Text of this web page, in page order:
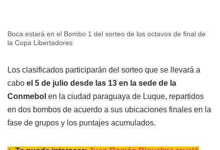
Boca estará en el Bombo 1 del sorteo de los octavos de final de
la Copa Libertadores
Los clasificados participarán del sorteo que se llevará a
cabo el 5 de julio desde las 13 en la sede de la
Conmebol en la ciudad paraguaya de Luque, repartidos
en dos bombos de acuerdo a sus ubicaciones finales en la
fase de grupos y los puntajes acumulados.